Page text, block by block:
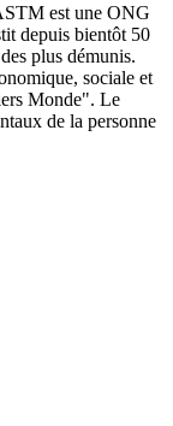
est une ONG
depuis bientôt 50
plus démunis.
sociale et
Monde". Le
de la personne